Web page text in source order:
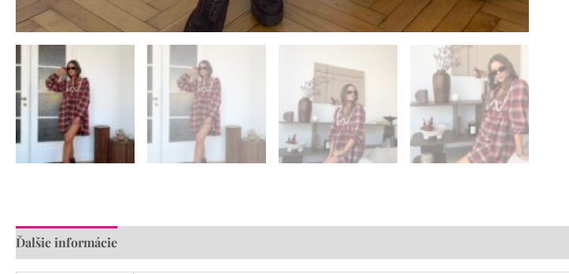
Ďalšie informácie